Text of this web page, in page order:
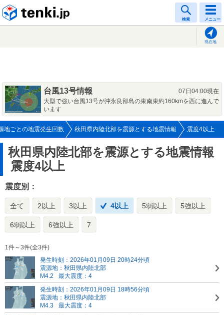
検索 メニュー
現在地
台風13号情報
07日04:00現在
大型で強い台風13号が沖永良部島の東南東約160kmを西に進んで
います
地ごとの地震発生回数 秋田県内陸北部を震源とする地震情報 震度4以上
秋田県内陸北部を震源とする地震情報
震度4以上
震度別：
全て 2以上 3以上 4以上 5弱以上 5強以上
6弱以上 6強以上 7
1件～3件(全3件)
発生時刻：2026年01月09日 20時24分頃
震源地：秋田県内陸北部
M4.2
最大震度：4
発生時刻：2026年01月09日 18時56分頃
震源地：秋田県内陸北部
M4.3
最大震度：4